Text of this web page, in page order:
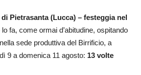
Pietrasanta (Lucca) – festeggia nel
lo fa, come ormai d’abitudine, ospitando
sede produttiva del Birrificio, a
9 a domenica 11 agosto: 13 volte